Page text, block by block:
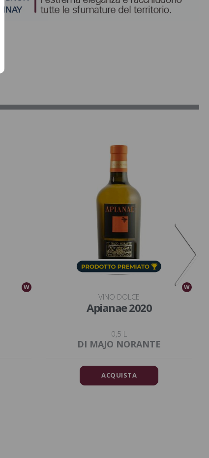
W W
VINO DOLCE
Apianae 2020
0,5 L
DI MAJO NORANTE
ACQUISTA